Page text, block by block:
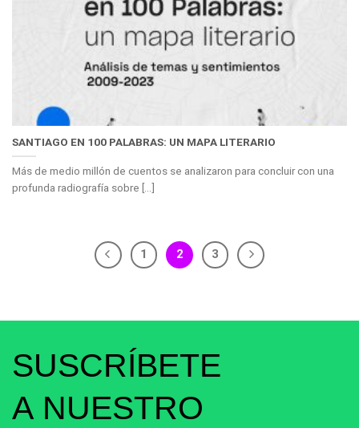
SANTIAGO EN 100 PALABRAS: UN MAPA LITERARIO
Más de medio millón de cuentos se analizaron para concluir con una
profunda radiografía sobre [...]
1 2 3
SUSCRÍBETE
A NUESTRO